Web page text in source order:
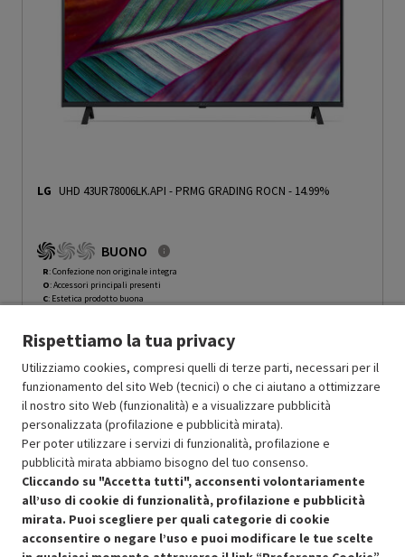
LG UHD 43UR78006LK.API - PRMG GRADING ROCN - 14.99%
BUONO
R: Confezione non originale integra
O: Accessori principali presenti
C: Estetica prodotto buona
Prodotto Nuovo 331.49 -14.99%
Ricondizionato Prezzo ridotto da
281.77a -24.99%
In Promozione 211.33
Aggiungi al carrello
OFFERTE IMPERDIBILI
Risparmio garantito rispetto al corrispondente prodotto nuovo.
Rispettiamo la tua privacy
Utilizziamo cookies, compresi quelli di terze parti, necessari per il
funzionamento del sito Web (tecnici) o che ci aiutano a ottimizzare
il nostro sito Web (funzionalità) e a visualizzare pubblicità
personalizzata (profilazione e pubblicità mirata).
Per poter utilizzare i servizi di funzionalità, profilazione e
pubblicità mirata abbiamo bisogno del tuo consenso.
Cliccando su "Accetta tutti", acconsenti volontariamente
all’uso di cookie di funzionalità, profilazione e pubblicità
mirata. Puoi scegliere per quali categorie di cookie
acconsentire o negare l’uso e puoi modificare le tue scelte